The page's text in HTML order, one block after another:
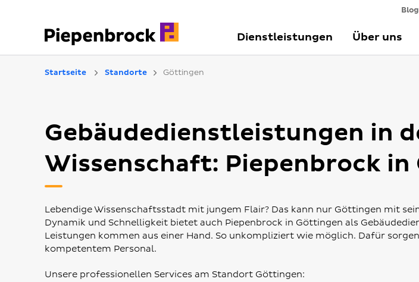
Blog
Dienstleistungen Über uns
Startseite Standorte Göttingen
Gebäudedienstleistungen in
Wissenschaft: Piepenbrock
Lebendige Wissenschaftsstadt mit jungem Flair? Das kann nur Göttingen mit
Dynamik und Schnelligkeit bietet auch Piepenbrock in Göttingen als
Leistungen kommen aus einer Hand. So unkompliziert wie möglich. Dafür
kompetentem Personal.
Unsere professionellen Services am Standort Göttingen: